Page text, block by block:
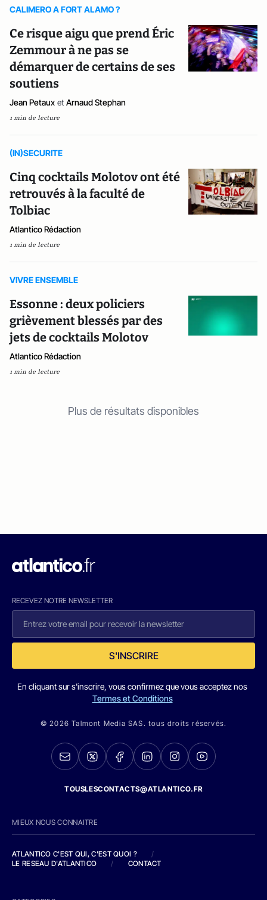
CALIMERO A FORT ALAMO ?
Ce risque aigu que prend Éric
Zemmour à ne pas se
démarquer de certains de ses
soutiens
Jean Petaux et Arnaud Stephan
1 min de lecture
(IN)SECURITE
Cinq cocktails Molotov ont été
retrouvés à la faculté de
Tolbiac
Atlantico Rédaction
1 min de lecture
VIVRE ENSEMBLE
Essonne : deux policiers
grièvement blessés par des
jets de cocktails Molotov
Atlantico Rédaction
1 min de lecture
Plus de résultats disponibles
RECEVEZ NOTRE NEWSLETTER
S'INSCRIRE
En cliquant sur s'inscrire, vous confirmez que vous acceptez nos
Termes et Conditions
© 2026 Talmont Media SAS. tous droits réservés.
TOUSLESCONTACTS@ATLANTICO.FR
MIEUX NOUS CONNAITRE
ATLANTICO C'EST QUI, C'EST QUOI ?
/
LE RESEAU D'ATLANTICO
/ CONTACT